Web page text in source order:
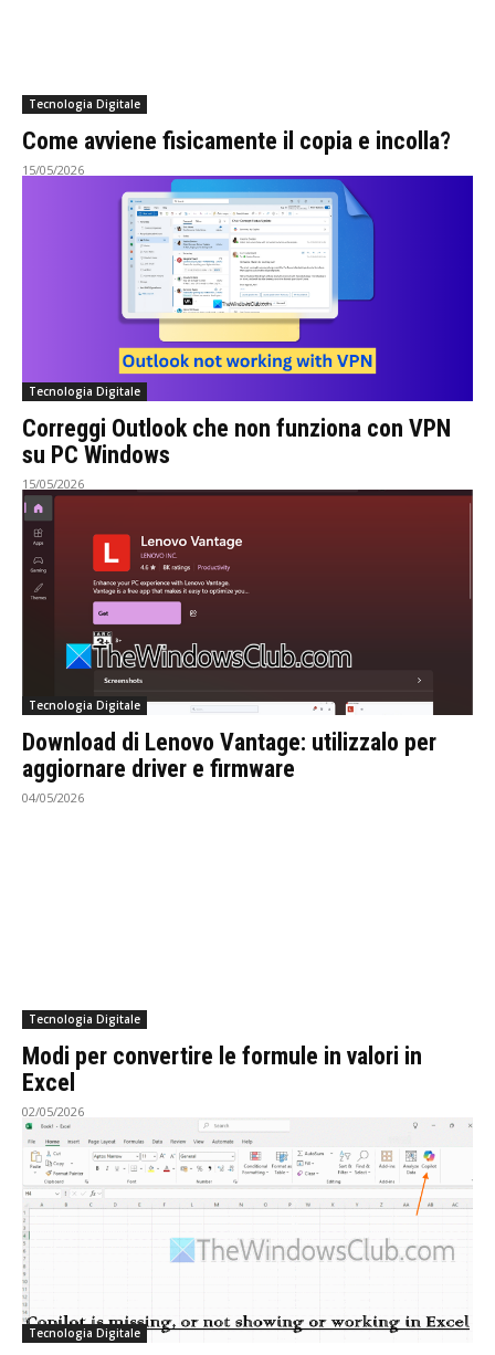
Tecnologia Digitale
Come avviene fisicamente il copia e incolla?
15/05/2026
Tecnologia Digitale
Correggi Outlook che non funziona con VPN
su PC Windows
15/05/2026
Tecnologia Digitale
Download di Lenovo Vantage: utilizzalo per
aggiornare driver e firmware
04/05/2026
Tecnologia Digitale
Modi per convertire le formule in valori in
Excel
02/05/2026
Tecnologia Digitale